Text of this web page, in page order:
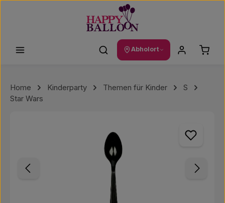
Abholort
Home Kinderparty Themen für Kinder
S
Star Wars